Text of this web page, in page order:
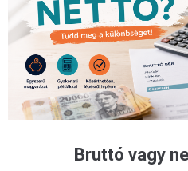
Bruttó vagy